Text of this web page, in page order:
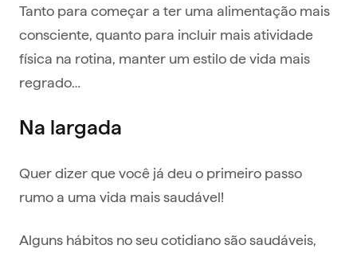
Tanto para começar a ter uma alimentação mais
consciente, quanto para incluir mais atividade
física na rotina, manter um estilo de vida mais
regrado…
Na largada
Quer dizer que você já deu o primeiro passo
rumo a uma vida mais saudável!
Alguns hábitos no seu cotidiano são saudáveis,